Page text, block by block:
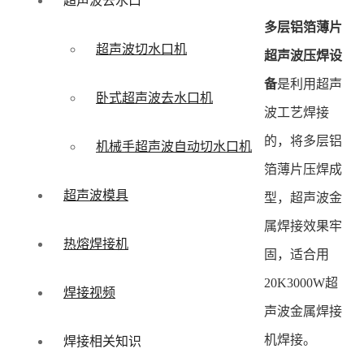
超声波切水口机
卧式超声波去水口机
机械手超声波自动切水口机
超声波模具
热熔焊接机
焊接视频
焊接相关知识
多层铝箔薄片
超声波压焊设
备是利用超声
波工艺焊接
的，将多层铝
箔薄片压焊成
型，超声波金
属焊接效果牢
固，适合用
20K3000W超
声波金属焊接
机焊接。